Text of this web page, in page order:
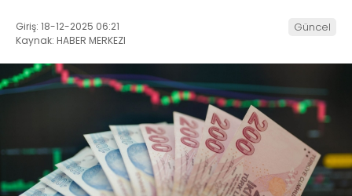
Giriş: 18-12-2025 06:21
Kaynak: HABER MERKEZI
Güncel